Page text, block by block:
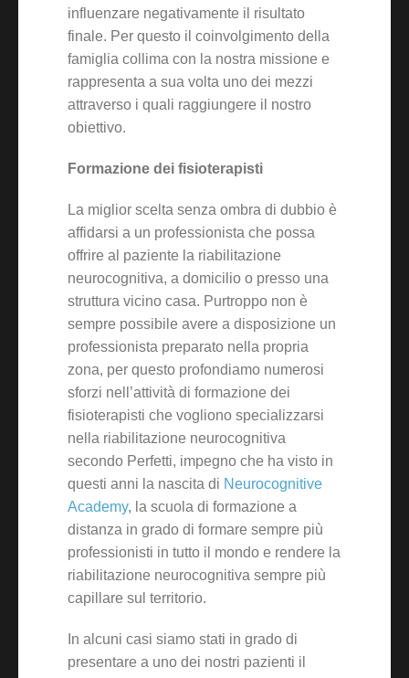
influenzare negativamente il risultato
finale. Per questo il coinvolgimento della
famiglia collima con la nostra missione e
rappresenta a sua volta uno dei mezzi
attraverso i quali raggiungere il nostro
obiettivo.
Formazione dei fisioterapisti
La miglior scelta senza ombra di dubbio è
affidarsi a un professionista che possa
offrire al paziente la riabilitazione
neurocognitiva, a domicilio o presso una
struttura vicino casa. Purtroppo non è
sempre possibile avere a disposizione un
professionista preparato nella propria
zona, per questo profondiamo numerosi
sforzi nell’attività di formazione dei
fisioterapisti che vogliono specializzarsi
nella riabilitazione neurocognitiva
secondo Perfetti, impegno che ha visto in
questi anni la nascita di Neurocognitive
Academy, la scuola di formazione a
distanza in grado di formare sempre più
professionisti in tutto il mondo e rendere la
riabilitazione neurocognitiva sempre più
capillare sul territorio.
In alcuni casi siamo stati in grado di
presentare a uno dei nostri pazienti il